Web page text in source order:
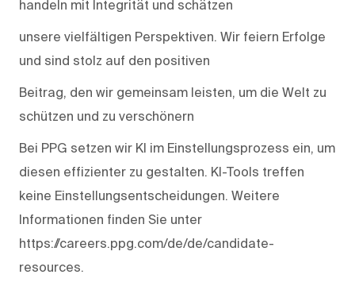
handeln mit Integrität und schätzen
unsere vielfältigen Perspektiven. Wir feiern Erfolge
und sind stolz auf den positiven
Beitrag, den wir gemeinsam leisten, um die Welt zu
schützen und zu verschönern
Bei PPG setzen wir KI im Einstellungsprozess ein, um
diesen effizienter zu gestalten. KI-Tools treffen
keine Einstellungsentscheidungen. Weitere
Informationen finden Sie unter
https://careers.ppg.com/de/de/candidate-
resources.